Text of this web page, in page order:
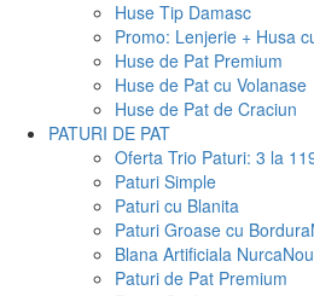
Huse Tip Damasc
Promo: Lenjerie + Husa
Huse de Pat Premium
Huse de Pat cu Volanase
Huse de Pat de Craciun
PATURI DE PAT
Oferta Trio Paturi: 3 la
Paturi Simple
Paturi cu Blanita
Paturi Groase cu Bordura
Blana Artificiala NurcaNou
Paturi de Pat Premium